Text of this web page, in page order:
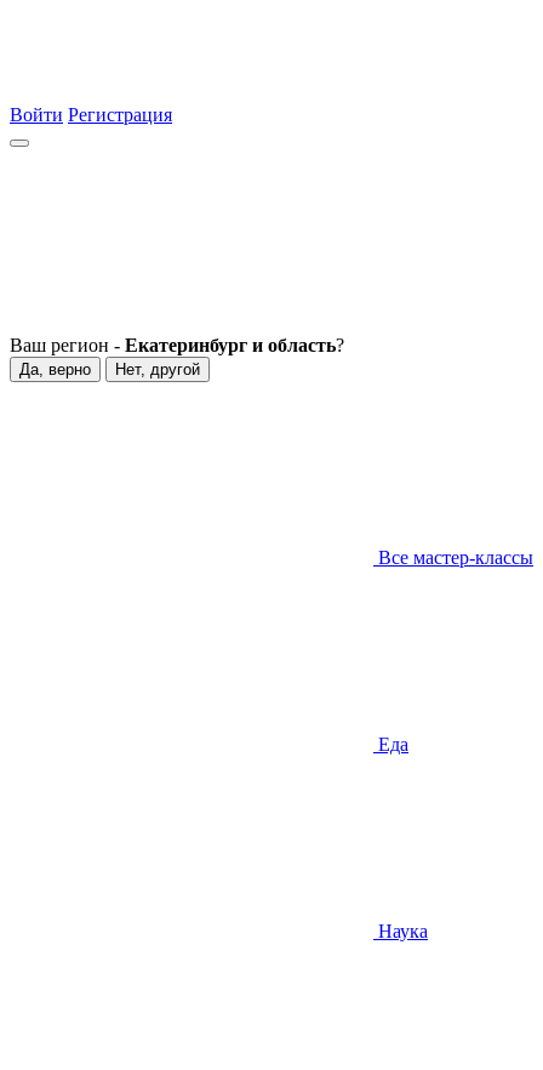
Войти Регистрация
Ваш регион - Екатеринбург и область?
Да, верно Нет, другой
Все мастер-классы
Еда
Наука